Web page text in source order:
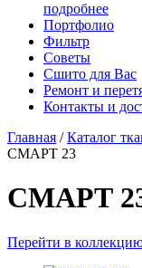
подробнее
Портфолио
Фильтр
Советы
Сшито для Вас
Ремонт и
Контакты и
Главная / Каталог
СМАРТ 23
СМАРТ
Перейти в